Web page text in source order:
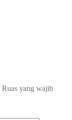
Ruas yang wajib